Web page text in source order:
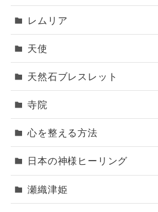
レムリア
天使
天然石ブレスレット
寺院
心を整える方法
日本の神様ヒーリング
瀬織津姫